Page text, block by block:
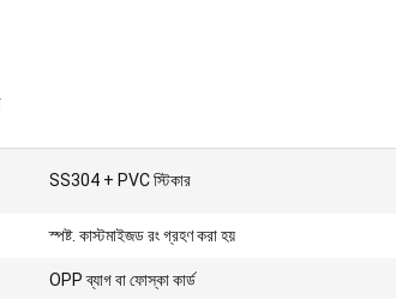
SS304 + PVC স্টিকার
স্পষ্ট. কাস্টমাইজড রং গ্রহণ করা হয়
OPP ব্যাগ বা ফোস্কা কার্ড